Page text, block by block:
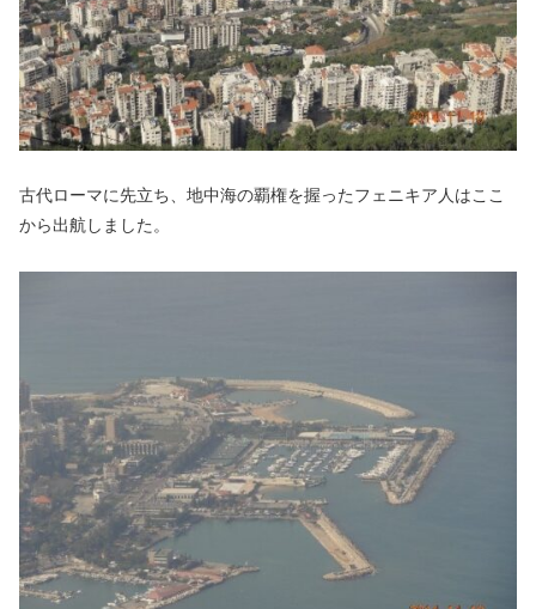
古代ローマに先立ち、地中海の覇権を握ったフェニキア人はここ
から出航しました。